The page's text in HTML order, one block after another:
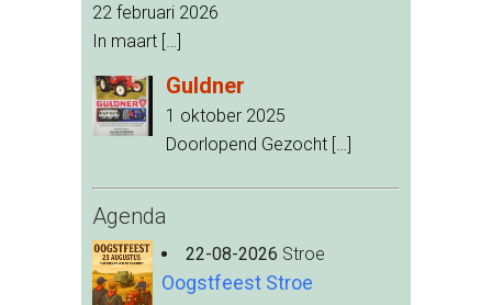
22 februari 2026
In maart […]
Guldner
1 oktober 2025
Doorlopend Gezocht […]
Agenda
22-08-2026 Stroe
Oogstfeest Stroe